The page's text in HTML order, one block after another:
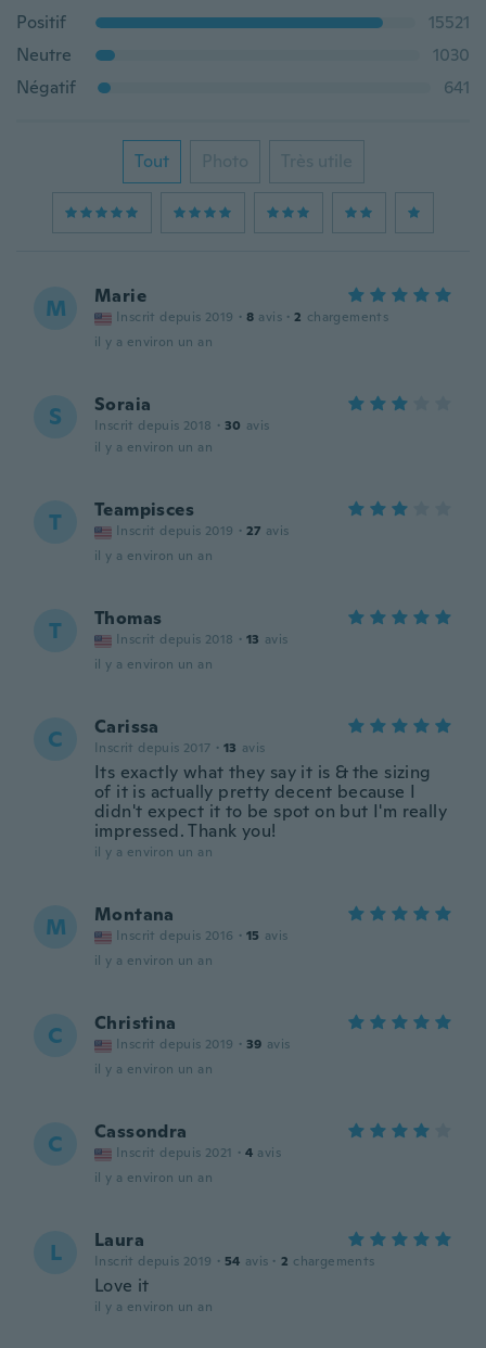
Positif
15521
Neutre
1030
Négatif
641
Tout Photo Très utile
M Marie
Inscrit depuis 2019 · 8 avis · 2 chargements
il y a environ un an
S Soraia
Inscrit depuis 2018 · 30 avis
il y a environ un an
T Teampisces
Inscrit depuis 2019 · 27 avis
il y a environ un an
T Thomas
Inscrit depuis 2018 · 13 avis
il y a environ un an
C Carissa
Inscrit depuis 2017 · 13 avis
Its exactly what they say it is & the sizing
of it is actually pretty decent because I
didn't expect it to be spot on but I'm really
impressed. Thank you!
il y a environ un an
M Montana
Inscrit depuis 2016 · 15 avis
il y a environ un an
C Christina
Inscrit depuis 2019 · 39 avis
il y a environ un an
C Cassondra
Inscrit depuis 2021 · 4 avis
il y a environ un an
L Laura
Inscrit depuis 2019 · 54 avis · 2 chargements
Love it
il y a environ un an